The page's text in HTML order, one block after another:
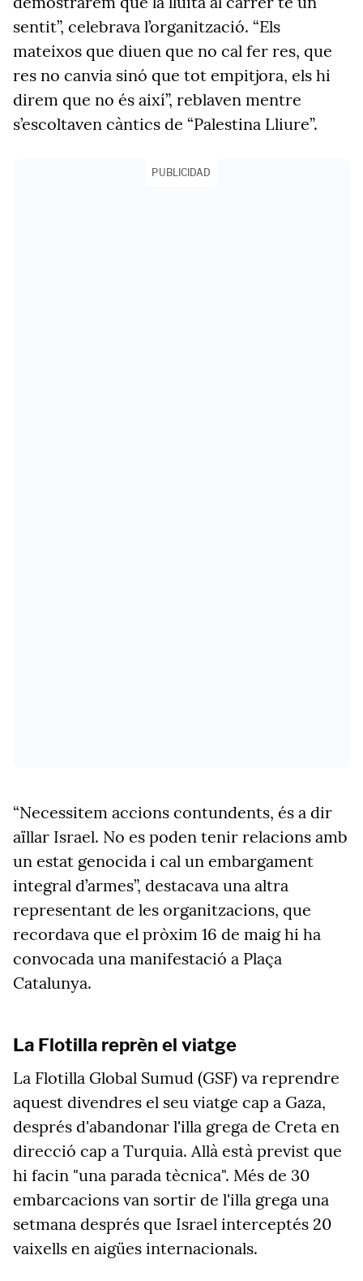
sentit”, celebrava l’organització. “Els
mateixos que diuen que no cal fer res, que
res no canvia sinó que tot empitjora, els hi
direm que no és així”, reblaven mentre
s’escoltaven càntics de “Palestina Lliure”.
PUBLICIDAD
“Necessitem accions contundents, és a dir
aïllar Israel. No es poden tenir relacions amb
un estat genocida i cal un embargament
integral d’armes”, destacava una altra
representant de les organitzacions, que
recordava que el pròxim 16 de maig hi ha
convocada una manifestació a Plaça
Catalunya.
La Flotilla reprèn el viatge
La Flotilla Global Sumud (GSF) va reprendre
aquest divendres el seu viatge cap a Gaza,
després d'abandonar l'illa grega de Creta en
direcció cap a Turquia. Allà està previst que
hi facin "una parada tècnica". Més de 30
embarcacions van sortir de l'illa grega una
setmana després que Israel interceptés 20
vaixells en aigües internacionals.